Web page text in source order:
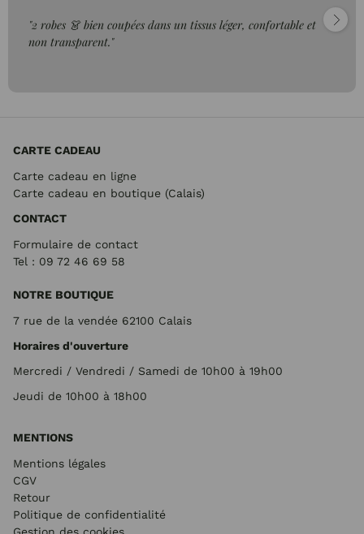
"2 robes 👗 bien coupées dans un tissus léger, confortable et
non transparent."
CARTE CADEAU
Carte cadeau en ligne
Carte cadeau en boutique (Calais)
CONTACT
Formulaire de contact
Tel : 09 72 46 69 58
NOTRE BOUTIQUE
7 rue de la vendée 62100 Calais
Horaires d'ouverture
Mercredi / Vendredi / Samedi de 10h00 à 19h00
Jeudi de 10h00 à 18h00
MENTIONS
Mentions légales
CGV
Retour
Politique de confidentialité